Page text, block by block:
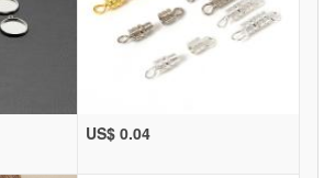
US$ 0.04